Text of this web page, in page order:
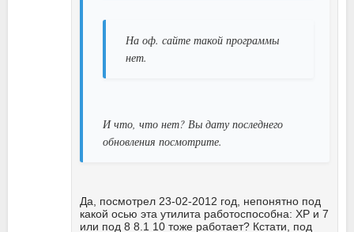
На оф. сайте такой программы
нет.
И что, что нет? Вы дату последнего
обновления посмотрите.
Да, посмотрел 23-02-2012 год, непонятно под
какой осью эта утилита работоспособна: ХР и 7
или под 8 8.1 10 тоже работает? Кстати, под